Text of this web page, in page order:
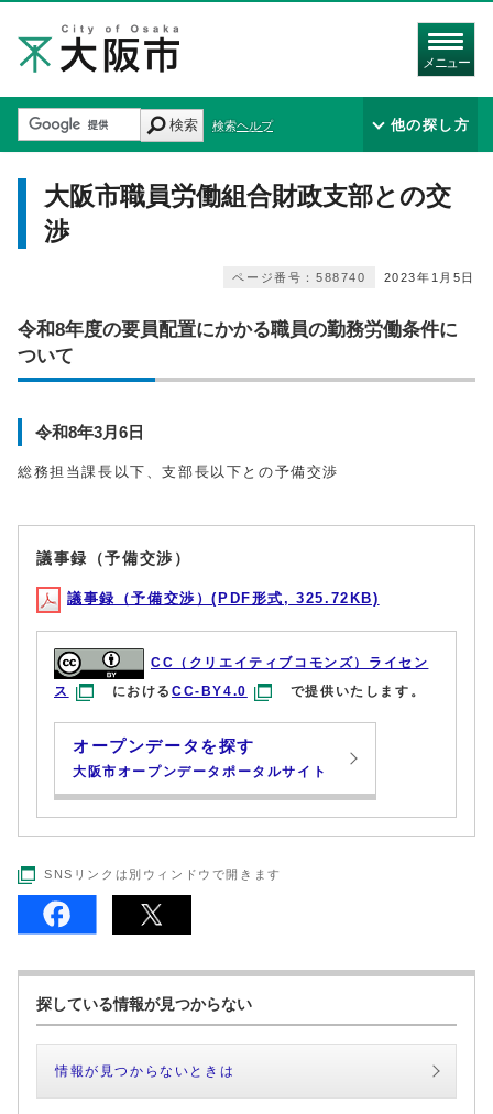
メニュー
検索 検索ヘルプ 他の探し方
大阪市職員労働組合財政支部との交
渉
2023年1月5日
ページ番号：588740
令和8年度の要員配置にかかる職員の勤務労働条件に
ついて
令和8年3月6日
総務担当課長以下、支部長以下との予備交渉
議事録（予備交渉）
議事録（予備交渉）(PDF形式, 325.72KB)
CC（クリエイティブコモンズ）ライセン
ス
におけるCC-BY4.0 で提供いたします。
オープンデータを探す
大阪市オープンデータポータルサイト
SNSリンクは別ウィンドウで開きます
探している情報が見つからない
情報が見つからないときは